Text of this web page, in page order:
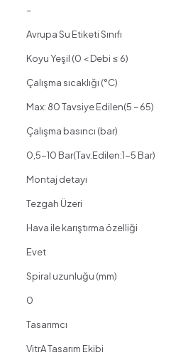
–
Avrupa Su Etiketi Sınıfı
Koyu Yeşil (0 < Debi ≤ 6)
Çalışma sıcaklığı (°C)
Max: 80 Tavsiye Edilen(5 – 65)
Çalışma basıncı (bar)
0,5-10 Bar(Tav.Edilen:1-5 Bar)
Montaj detayı
Tezgah Üzeri
Hava ile karıştırma özelliği
Evet
Spiral uzunluğu (mm)
0
Tasarımcı
VitrA Tasarım Ekibi